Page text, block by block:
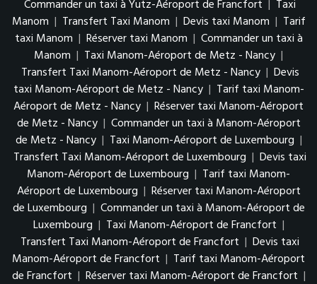
Commander un taxi à Yutz-Aéroport de Francfort | Taxi
Manom | Transfert Taxi Manom | Devis taxi Manom | Tarif
taxi Manom | Réserver taxi Manom | Commander un taxi à
Manom | Taxi Manom-Aéroport de Metz - Nancy |
Transfert Taxi Manom-Aéroport de Metz - Nancy | Devis
taxi Manom-Aéroport de Metz - Nancy | Tarif taxi Manom-
Aéroport de Metz - Nancy | Réserver taxi Manom-Aéroport
de Metz - Nancy | Commander un taxi à Manom-Aéroport
de Metz - Nancy | Taxi Manom-Aéroport de Luxembourg |
Transfert Taxi Manom-Aéroport de Luxembourg | Devis taxi
Manom-Aéroport de Luxembourg | Tarif taxi Manom-
Aéroport de Luxembourg | Réserver taxi Manom-Aéroport
de Luxembourg | Commander un taxi à Manom-Aéroport de
Luxembourg | Taxi Manom-Aéroport de Francfort |
Transfert Taxi Manom-Aéroport de Francfort | Devis taxi
Manom-Aéroport de Francfort | Tarif taxi Manom-Aéroport
de Francfort | Réserver taxi Manom-Aéroport de Francfort |